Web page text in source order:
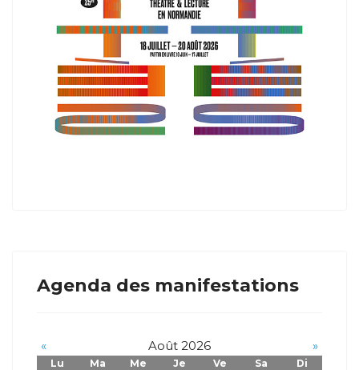
Agenda des manifestations
« Août 2026 »
Lu Ma Me Je Ve Sa
Di